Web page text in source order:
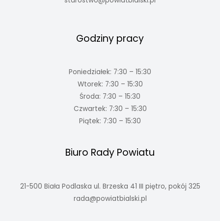
Godziny pracy
Poniedziałek: 7:30 – 15:30
Wtorek: 7:30 – 15:30
Środa: 7:30 – 15:30
Czwartek: 7:30 – 15:30
Piątek: 7:30 – 15:30
Biuro Rady Powiatu
21-500 Biała Podlaska ul. Brzeska 41 III piętro, pokój 325
rada@powiatbialski.pl